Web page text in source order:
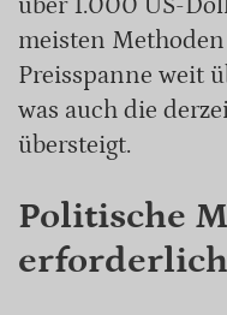
meisten
Preisspanne weit
was auch die
übersteigt.
Politische
erforderlich